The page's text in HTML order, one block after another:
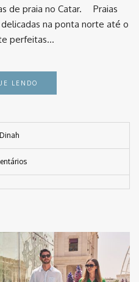
de praia no Catar. ⠀ Praias
na ponta norte até o
perfeitas…
LENDO